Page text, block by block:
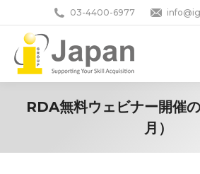
03-4400-6977
RDA無料ウェビナー開催
月）